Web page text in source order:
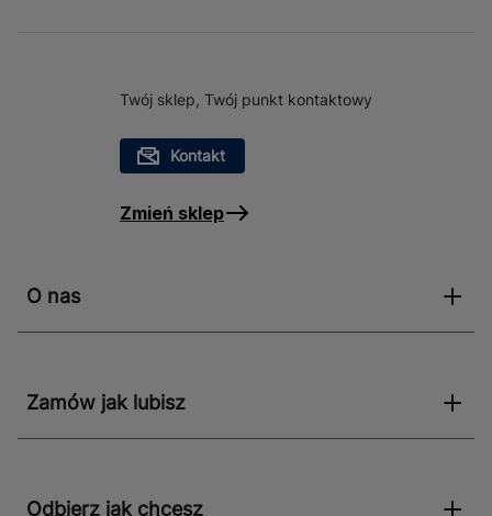
Twój sklep, Twój punkt kontaktowy
Kontakt
Zmień sklep
O nas
Zamów jak lubisz
Odbierz jak chcesz